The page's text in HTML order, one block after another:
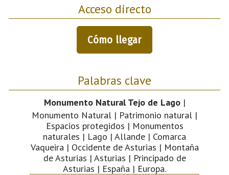
Acceso directo
Cómo llegar
Palabras clave
Monumento Natural Tejo de Lago|
Monumento Natural | Patrimonio natural |
Espacios protegidos | Monumentos
naturales | Lago | Allande | Comarca
Vaqueira | Occidente de Asturias | Montaña
de Asturias | Asturias | Principado de
Asturias | España | Europa.